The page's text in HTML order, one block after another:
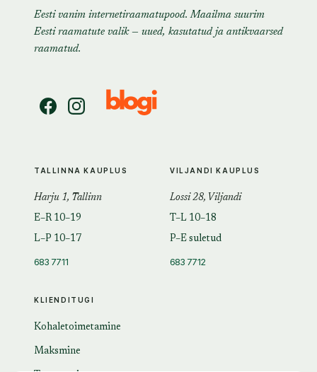
Eesti vanim internetiraamatupood. Maailma suurim
Eesti raamatute valik — uued, kasutatud ja antikvaarsed
raamatud.
KLIENDITUGI
Kohaletoimetamine
Maksmine
TALLINNA KAUPLUS
Harju 1, Tallinn
E–R 10–19
L–P 10–17
683 7711
VILJANDI KAUPLUS
Lossi 28, Viljandi
T–L 10–18
P–E suletud
683 7712